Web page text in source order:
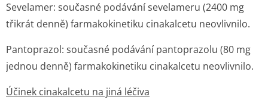
Sevelamer: současné podávání sevelameru (2400 mg
třikrát denně) farmakokinetiku cinakalcetu neovlivnilo.
Pantoprazol: současné podávání pantoprazolu (80 mg
jednou denně) farmakokinetiku cinakalcetu neovlivnilo.
Účinek cinakalcetu na jiná léčiva